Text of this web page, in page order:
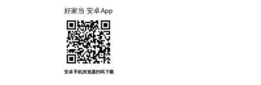
好家当 安卓App
安卓手机浏览器扫码下载